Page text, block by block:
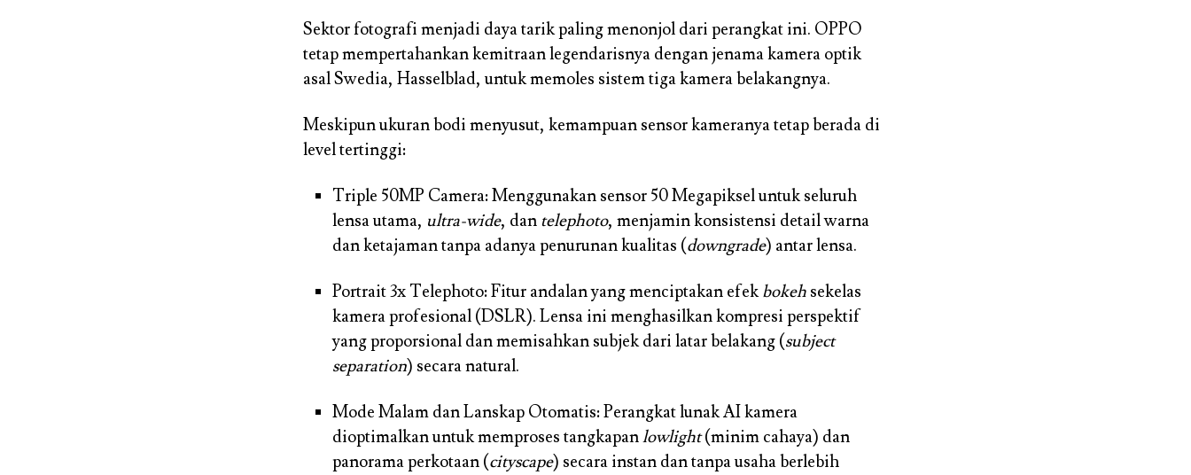
Sektor fotografi menjadi daya tarik paling menonjol dari perangkat ini. OPPO
tetap mempertahankan kemitraan legendarisnya dengan jenama kamera optik
asal Swedia, Hasselblad, untuk memoles sistem tiga kamera belakangnya.
Meskipun ukuran bodi menyusut, kemampuan sensor kameranya tetap berada di
level tertinggi:
Triple 50MP Camera: Menggunakan sensor 50 Megapiksel untuk seluruh
lensa utama, ultra-wide, dan telephoto, menjamin konsistensi detail warna
dan ketajaman tanpa adanya penurunan kualitas (downgrade) antar lensa.
Portrait 3x Telephoto: Fitur andalan yang menciptakan efekbokeh sekelas
kamera profesional (DSLR). Lensa ini menghasilkan kompresi perspektif
yang proporsional dan memisahkan subjek dari latar belakang (subject
separation) secara natural.
Mode Malam dan Lanskap Otomatis: Perangkat lunak AI kamera
dioptimalkan untuk memproses tangkapanlowlight(minim cahaya) dan
panorama perkotaan (cityscape) secara instan dan tanpa usaha berlebih